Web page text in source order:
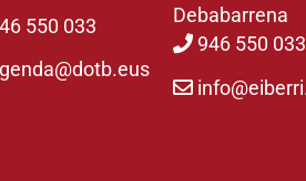
550 033
Debabarrena
946 550 033